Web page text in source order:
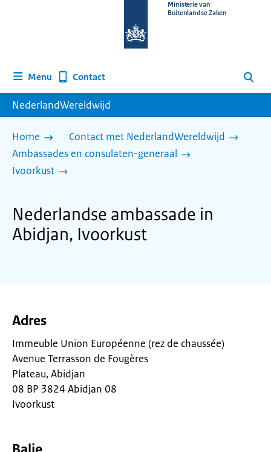
homepage
Ministerie van
Buitenlandse Zaken
Menu Contact Zoeken
NederlandWereldwijd
Home
Contact met NederlandWereldwijd
Ambassades en consulaten-generaal
Ivoorkust
Nederlandse ambassade in
Abidjan, Ivoorkust
Adres
Immeuble Union Européenne (rez de chaussée)
Avenue Terrasson de Fougères
Plateau, Abidjan
08 BP 3824 Abidjan 08
Ivoorkust